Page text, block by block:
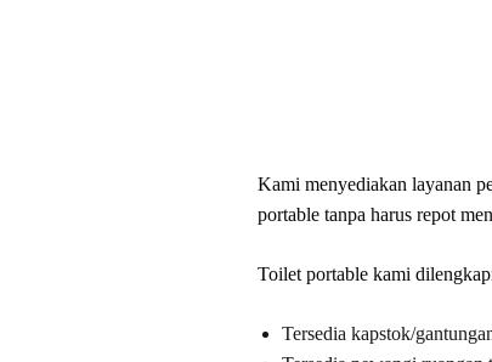
Kami menyediakan layanan
portable tanpa harus repot
Toilet portable kami
Tersedia kapstok/